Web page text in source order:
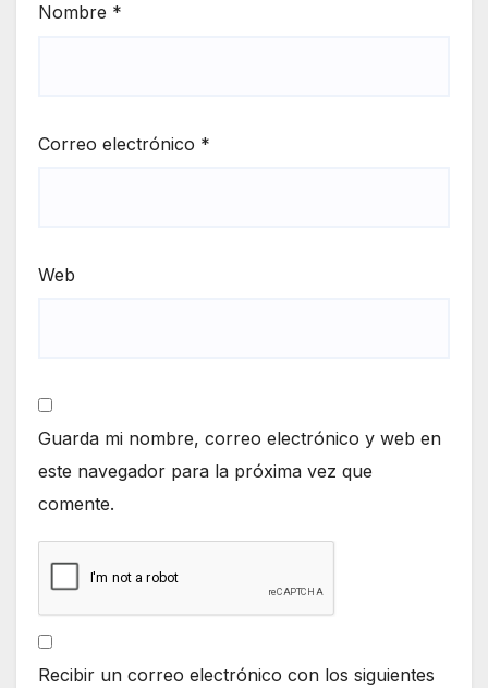
Nombre *
Correo electrónico *
Web
Guarda mi nombre, correo electrónico y web en
este navegador para la próxima vez que
comente.
Recibir un correo electrónico con los siguientes